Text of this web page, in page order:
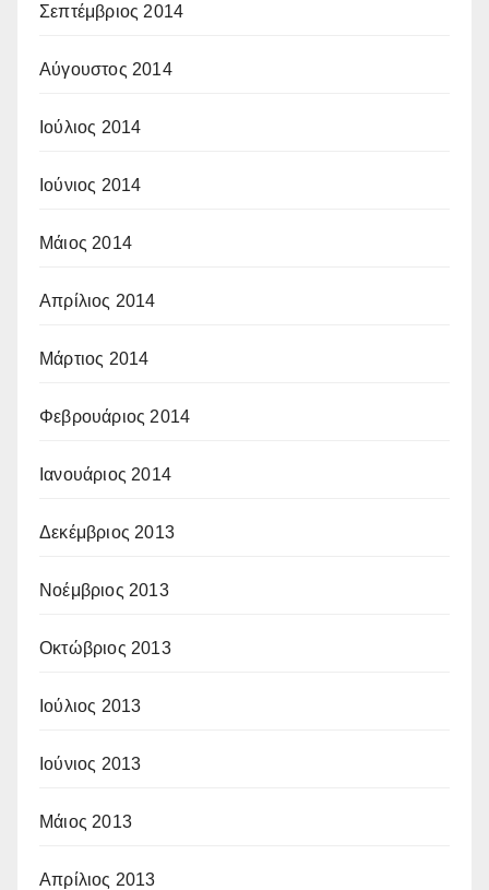
Σεπτέμβριος 2014
Αύγουστος 2014
Ιούλιος 2014
Ιούνιος 2014
Μάιος 2014
Απρίλιος 2014
Μάρτιος 2014
Φεβρουάριος 2014
Ιανουάριος 2014
Δεκέμβριος 2013
Νοέμβριος 2013
Οκτώβριος 2013
Ιούλιος 2013
Ιούνιος 2013
Μάιος 2013
Απρίλιος 2013